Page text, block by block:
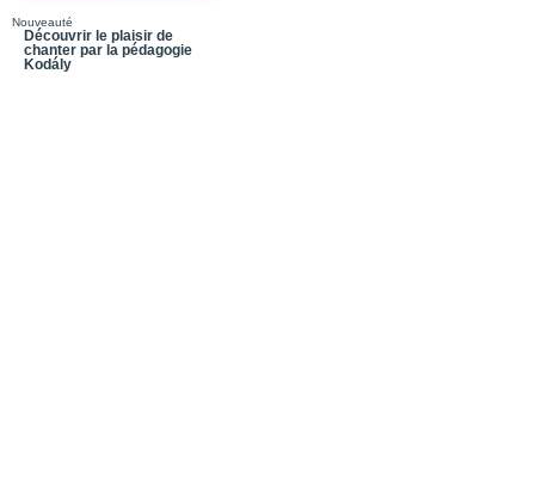
Nouveauté
Découvrir le plaisir de
chanter par la pédagogie
Kodály